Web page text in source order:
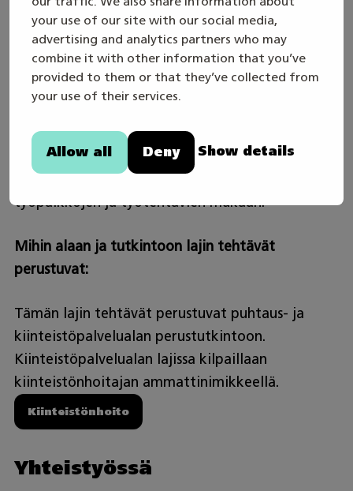
your use of our site with our social media,
advertising and analytics partners who may
combine it with other information that you’ve
provided to them or that they’ve collected from
your use of their services.
Allow all Deny Show details
asiakaskohteet. Myös itsenäinen yrittäjyys on
vaihtoehto. Työtä on ympäri Suomea.
Työajat?
Työaika on pääsääntöisesti arkisin päiväaikaan,
mutta työtä on myös ilta-aikaan ja
viikonloppuisin. Työaika vaihtelee eri
työpaikkojen ja työtehtävien mukaan.
Mihin alaan ja tutkintoon lajin tehtävät
perustuvat:
Tämän lajin tehtävät perustuvat puhtaus- ja
kiinteistöpalvelualan perustutkintoon.
Kiinteistöpalvelualan lajissa kilpaillaan
kiinteistönhoitajan ammattinimikkeellä.
Kiinteistönhoito
Yhteistyössä